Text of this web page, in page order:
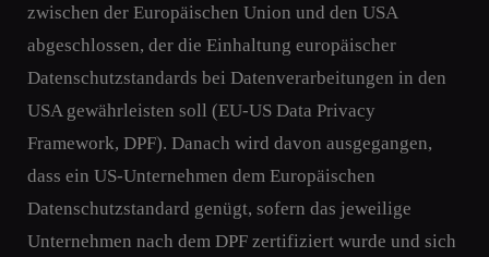
zwischen der Europäischen Union und den USA
abgeschlossen, der die Einhaltung europäischer
Datenschutzstandards bei Datenverarbeitungen in den
USA gewährleisten soll (EU-US Data Privacy
Framework, DPF). Danach wird davon ausgegangen,
dass ein US-Unternehmen dem Europäischen
Datenschutzstandard genügt, sofern das jeweilige
Unternehmen nach dem DPF zertifiziert wurde und sich